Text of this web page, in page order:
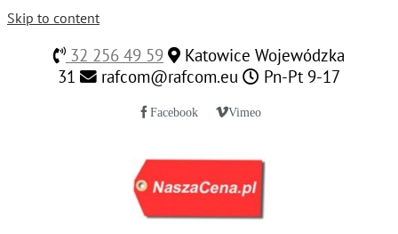
Skip to content
32 256 49 59
Katowice Wojewódzka
31
rafcom@rafcom.eu Pn-Pt 9-17
Facebook Vimeo